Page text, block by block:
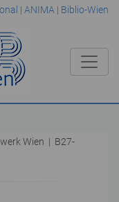
| ANIMA | Biblio-Wien
Wien | B27-